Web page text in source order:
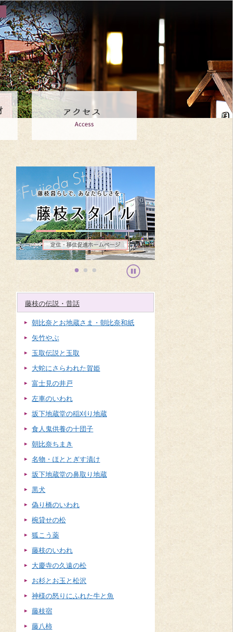
止
藤枝の伝説・昔話
朝比奈とお地蔵さま・朝比奈和紙
矢竹やぶ
玉取伝説と玉取
大蛇にさらわれた賀姫
富士見の井戸
左車のいわれ
坂下地蔵堂の稲刈り地蔵
食人鬼供養の十団子
朝比奈ちまき
名物・ほととぎす漬け
坂下地蔵堂の鼻取り地蔵
黒犬
偽り橋のいわれ
椀貸せの松
狐こう薬
藤枝のいわれ
大慶寺の久遠の松
お杉とお玉と松沢
神様の怒りにふれた牛と魚
藤枝宿
藤八柿